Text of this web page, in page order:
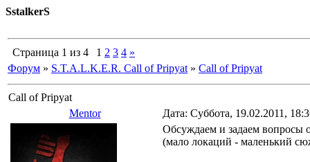
SstalkerS
Страница 1 из 4 1 2 3 4 »
Форум » S.T.A.L.K.E.R. Call of Pripyat » Call of Pripyat
Call of Pripyat
Mentor
Дата: Суббота, 19.02.2011,
Обсуждаем и задаем вопросы
(мало локаций - маленький